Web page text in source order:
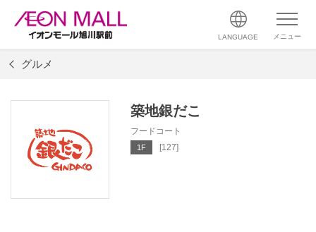
LANGUAGE メニュー
グルメ
築地銀だこ
フードコート
1F [127]